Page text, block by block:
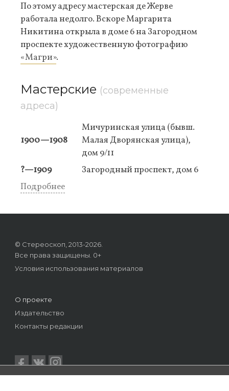
По этому адресу мастерская де Жерве
работала недолго. Вскоре Маргарита
Никитина открыла в доме 6 на Загородном
проспекте художественную фотографию
«Магри».
Мастерские (современные
адреса)
1900—1908
Мичуринская улица (бывш.
Малая Дворянская улица),
дом 9/11
?—1909
Загородный проспект, дом 6
Подробнее
© Стереоскоп, 2013-2026.
Все права защищены. 0+
Условия использования материалов
О проекте
Издательство
Контакты редакции